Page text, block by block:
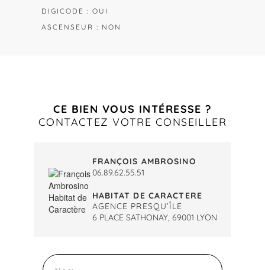
DIGICODE : OUI
ASCENSEUR : NON
CE BIEN VOUS INTÉRESSE ?
CONTACTEZ VOTRE CONSEILLER
FRANÇOIS AMBROSINO
06.89.62.55.51
HABITAT DE CARACTERE
AGENCE PRESQU’ÎLE
6 PLACE SATHONAY, 69001 LYON